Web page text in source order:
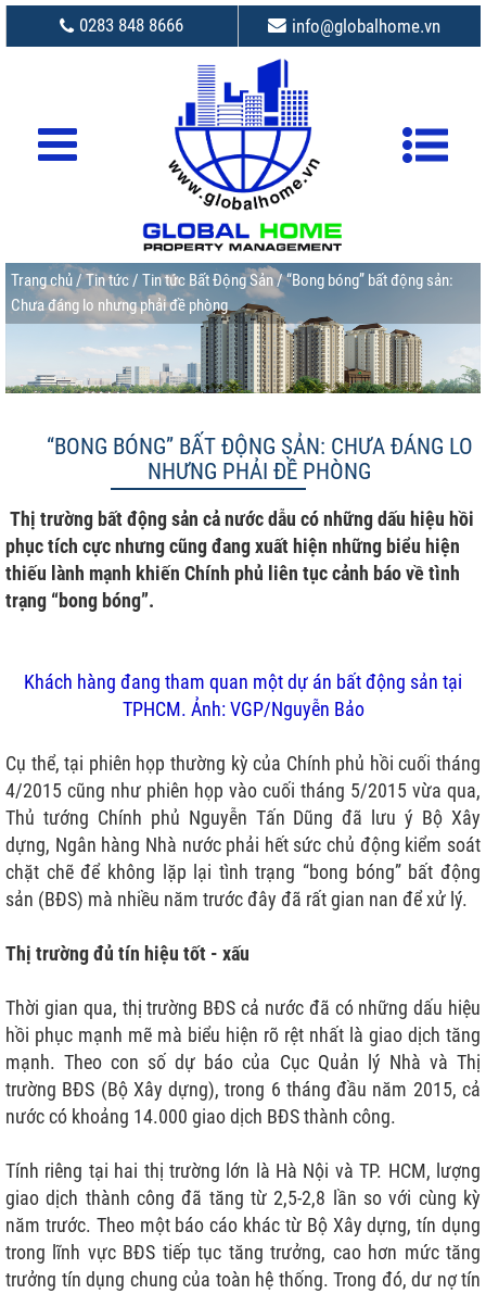
0283 848 8666 info@globalhome.vn
Trang chủ/Tin tức/ Tin tức Bất Động Sản/ “Bong bóng” bất động sản:
Chưa đáng lo nhưng phải đề phòng
“BONG BÓNG” BẤT ĐỘNG SẢN: CHƯA ĐÁNG LO
NHƯNG PHẢI ĐỀ PHÒNG
Thị trường bất động sản cả nước dẫu có những dấu hiệu hồi
phục tích cực nhưng cũng đang xuất hiện những biểu hiện
thiếu lành mạnh khiến Chính phủ liên tục cảnh báo về tình
trạng “bong bóng”.
Khách hàng đang tham quan một dự án bất động sản tại
TPHCM. Ảnh: VGP/Nguyễn Bảo
Cụ thể, tại phiên họp thường kỳ của Chính phủ hồi cuối tháng
4/2015 cũng như phiên họp vào cuối tháng 5/2015 vừa qua,
Thủ tướng Chính phủ Nguyễn Tấn Dũng đã lưu ý Bộ Xây
dựng, Ngân hàng Nhà nước phải hết sức chủ động kiểm soát
chặt chẽ để không lặp lại tình trạng “bong bóng” bất động
sản (BĐS) mà nhiều năm trước đây đã rất gian nan để xử lý.
Thị trường đủ tín hiệu tốt - xấu
Thời gian qua, thị trường BĐS cả nước đã có những dấu hiệu
hồi phục mạnh mẽ mà biểu hiện rõ rệt nhất là giao dịch tăng
mạnh. Theo con số dự báo của Cục Quản lý Nhà và Thị
trường BĐS (Bộ Xây dựng), trong 6 tháng đầu năm 2015, cả
nước có khoảng 14.000 giao dịch BĐS thành công.
Tính riêng tại hai thị trường lớn là Hà Nội và TP. HCM, lượng
giao dịch thành công đã tăng từ 2,5-2,8 lần so với cùng kỳ
năm trước. Theo một báo cáo khác từ Bộ Xây dựng, tín dụng
trong lĩnh vực BĐS tiếp tục tăng trưởng, cao hơn mức tăng
trưởng tín dụng chung của toàn hệ thống. Trong đó, dư nợ tín